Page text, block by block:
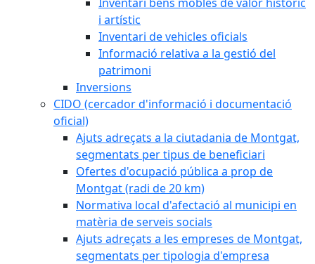
i artístic
Inventari de vehicles oficials
Informació relativa a la gestió del
patrimoni
Inversions
CIDO (cercador d'informació i documentació
oficial)
Ajuts adreçats a la ciutadania de Montgat,
segmentats per tipus de beneficiari
Ofertes d'ocupació pública a prop de
Montgat (radi de 20 km)
Normativa local d'afectació al municipi en
matèria de serveis socials
Ajuts adreçats a les empreses de Montgat,
segmentats per tipologia d'empresa